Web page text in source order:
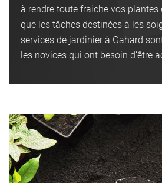
à rendre toute fraiche vos plantes
que les tâches destinées à les
services de jardinier à Gahard
les novices qui ont besoin d’être